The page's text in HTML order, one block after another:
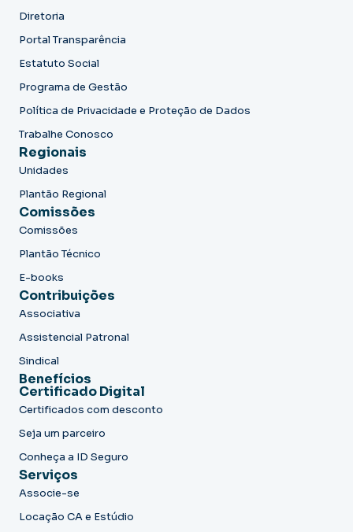
Diretoria
Portal Transparência
Estatuto Social
Programa de Gestão
Política de Privacidade e Proteção de Dados
Trabalhe Conosco
Regionais
Unidades
Plantão Regional
Comissões
Comissões
Plantão Técnico
E-books
Contribuições
Associativa
Assistencial Patronal
Sindical
Benefícios
Certificado Digital
Certificados com desconto
Seja um parceiro
Conheça a ID Seguro
Serviços
Associe-se
Locação CA e Estúdio